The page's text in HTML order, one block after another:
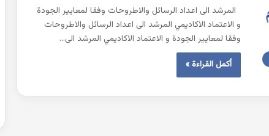
المرشد الى اعداد الرسائل والاطروحات وفقا لمعايير الجودة
و الاعتماد الاكاديمي المرشد الى اعداد الرسائل والاطروحات
وفقا لمعايير الجودة و الاعتماد الاكاديمي المرشد الى…
أكمل القراءة »